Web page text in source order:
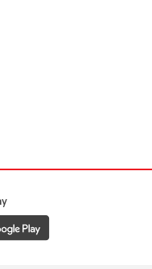
1 1